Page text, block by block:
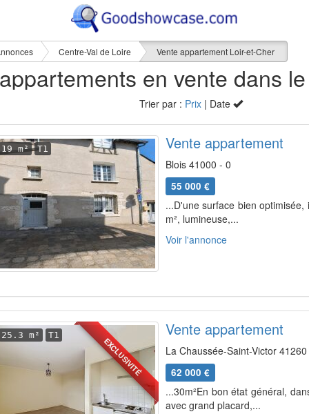
Centre-Val de Loire Vente appartement Loir-et-Cher
Trier par : Prix| Date
19 m² T1 Vente appartement
Blois 41000 - 0
55 000 €
...D'une surface bien
m², lumineuse,...
Voir l'annonce
EXCLUSIVITÉ
25.3 m² T1 Vente appartement
La Chaussée-Saint-Victor
62 000 €
...30m²En bon état général,
avec grand placard,...